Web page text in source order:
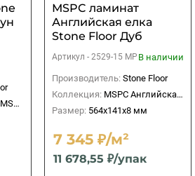
мм
МSPC ламинат
Английская елка
Stone Floor Дуб
Артикул - 2529-15 MР В наличии
Производитель: Stone Floor
Коллекция: МSPC Английская елка
Размер: 564x141х8 мм
7 345 ₽/м²
11 678,55 ₽/упак